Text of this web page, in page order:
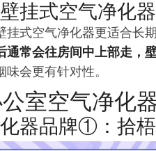
挂式空气净化器
挂式空气净化器更适合长
通常会往房间中上部走，
会更有针对性。
室空气净化
器品牌①：拾